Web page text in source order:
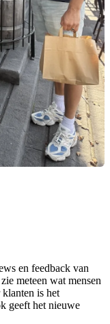
en feedback van
meteen wat mensen
is het
geeft het nieuwe